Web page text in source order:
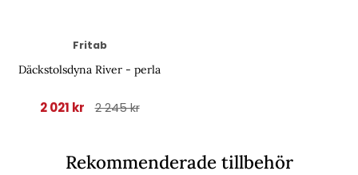
Fritab
Däckstolsdyna River - perla
2 021 kr 2 245 kr
Rekommenderade tillbehör